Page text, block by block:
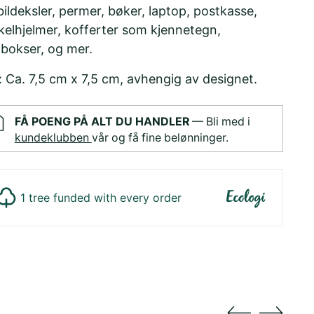
permer, bøker, laptop, postkasse,
kofferter som kjennetegn,
og mer.
Ca. 7,5 cm x 7,5 cm, avhengig av designet.
FÅ POENG PÅ ALT DU HANDLER— Bli med i
kundeklubben vår og få fine belønninger.
1 tree funded with every order